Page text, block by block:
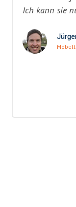
Ich kann sie